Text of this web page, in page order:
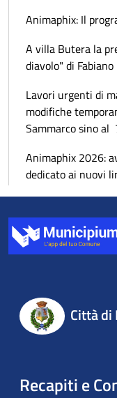
Animaphix: Il
A villa Butera la
diavolo" di
Lavori urgenti di
modifiche
Sammarco sino al
Animaphix 2026:
dedicato ai nuovi
Città di
Recapiti e